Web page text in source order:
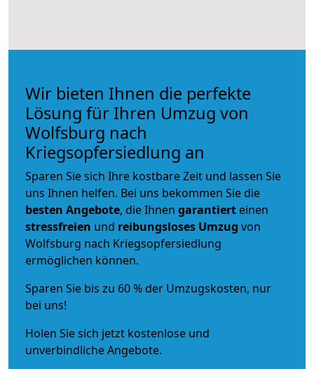
Wir bieten Ihnen die perfekte
Lösung für Ihren Umzug von
Wolfsburg nach
Kriegsopfersiedlung an
Sparen Sie sich Ihre kostbare Zeit und lassen Sie
uns Ihnen helfen. Bei uns bekommen Sie die
besten Angebote, die Ihnen garantiert einen
stressfreien und reibungsloses Umzug von
Wolfsburg nach Kriegsopfersiedlung
ermöglichen können.
Sparen Sie bis zu 60 % der Umzugskosten, nur
bei uns!
Holen Sie sich jetzt kostenlose und
unverbindliche Angebote.